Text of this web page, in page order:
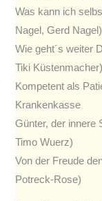
Was kann ich
Nagel, Gerd Nagel)
Wie geht´s weiter
Tiki Küstenmacher)
Kompetent als
Krankenkasse
Günter, der innere
Timo Wuerz)
Von der Freude
Potreck-Rose)